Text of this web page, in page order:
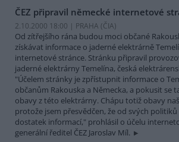
ČEZ připravil německé internetové
2.10.2000 18:00 | PRAHA (ČIA)
Od zítřejšího rána budou moci občané
získávat informace o jaderné elektrárně
internetové stránce. Stránku připravil
jaderné elektrárny Temelína, česká
"Účelem stránky je zpřístupnit informace o
občanům Rakouska a Německa, a pokusit se
obavy z této elektrárny. Chápu totiž obavy
protože jsem přesvědčen, že od svých
dostatek informací," prohlásil o účelu
generální ředitel ČEZ Jaroslav Míl.